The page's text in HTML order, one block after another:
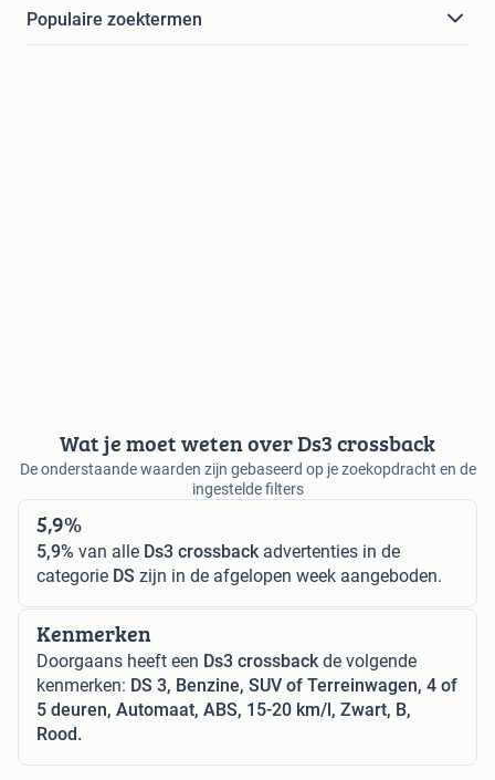
Populaire zoektermen
Wat je moet weten over Ds3 crossback
De onderstaande waarden zijn gebaseerd op je zoekopdracht en de
ingestelde filters
5,9%
5,9% van alle Ds3 crossback advertenties in de
categorie DS zijn in de afgelopen week aangeboden.
Kenmerken
Doorgaans heeft een Ds3 crossback de volgende
kenmerken: DS 3, Benzine, SUV of Terreinwagen, 4 of
5 deuren, Automaat, ABS, 15-20 km/l, Zwart, B,
Rood.